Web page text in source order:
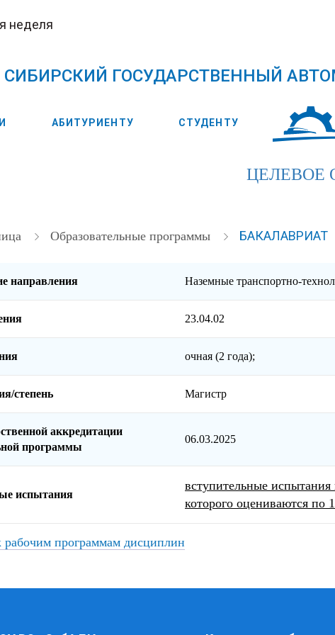
неделя
CИБИРСКИЙ ГОСУДАРСТВЕННЫЙ
АБИТУРИЕНТУ СТУДЕНТУ
ЦЕЛЕВОЕ
Образовательные программы БАКАЛАВРИАТ
направления Наземные транспортно-
23.04.02
очная (2 года);
степень Магистр
аккредитации
программы
06.03.2025
испытания
вступительные
которого оцениваются по
программам дисциплин